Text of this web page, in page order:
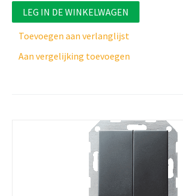
LEG IN DE WINKELWAGEN
Toevoegen aan verlanglijst
Aan vergelijking toevoegen